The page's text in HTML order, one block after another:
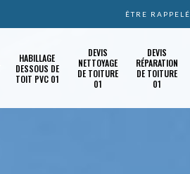
ÊTRE RAPPELÉ
HABILLAGE
DESSOUS DE
TOIT PVC 01
DEVIS
NETTOYAGE
DE TOITURE
01
DEVIS
RÉPARATION
DE TOITURE
01